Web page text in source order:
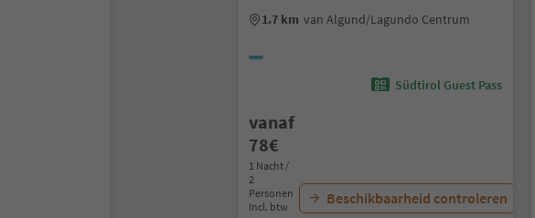
1.7 km van Algund/Lagundo Centrum
Südtirol Guest Pass
vanaf
78€
1 Nacht /
2
Personen
Incl. btw
Beschikbaarheid controleren